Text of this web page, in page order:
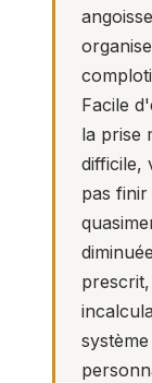
Facile
la prise
difficile,
pas